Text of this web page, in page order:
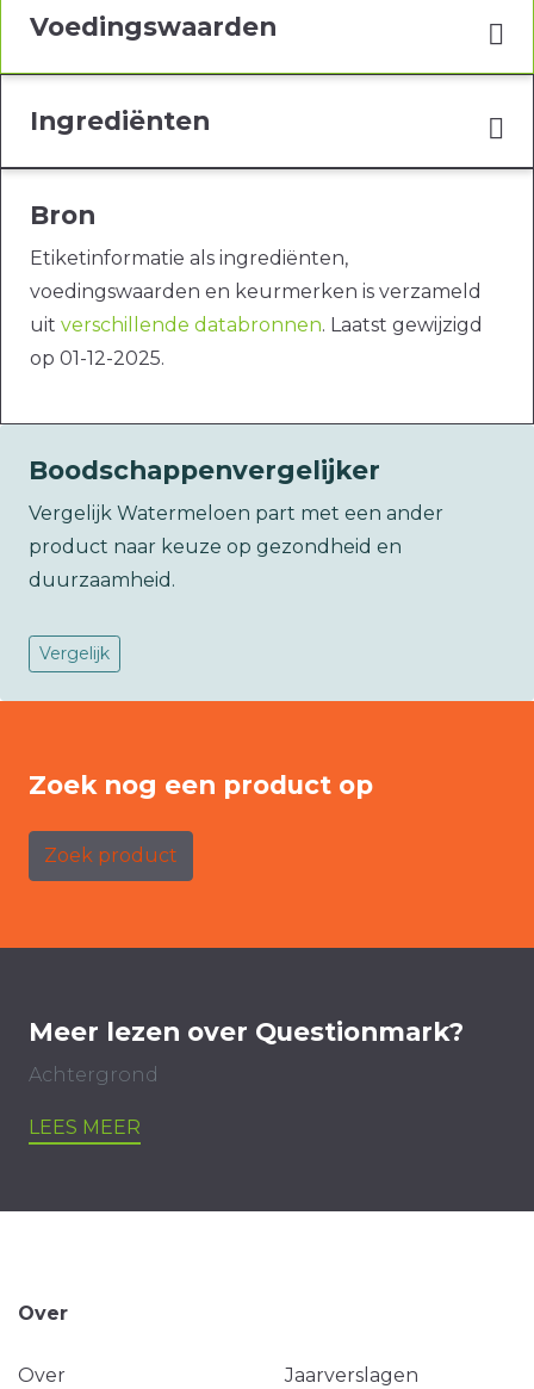
Voedingswaarden
Ingrediënten
Bron
Etiketinformatie als ingrediënten,
voedingswaarden en keurmerken is verzameld
uit verschillende databronnen. Laatst gewijzigd
op 01-12-2025.
Boodschappenvergelijker
Vergelijk Watermeloen part met een ander
product naar keuze op gezondheid en
duurzaamheid.
Vergelijk
Zoek nog een product op
Zoek product
Meer lezen over Questionmark?
Achtergrond
LEES MEER
Over
Over Jaarverslagen